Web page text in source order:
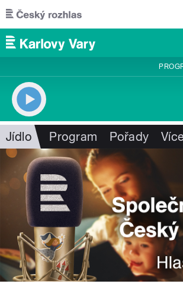
Přejít k hlavnímu obsahu
Jídlo Program Pořady